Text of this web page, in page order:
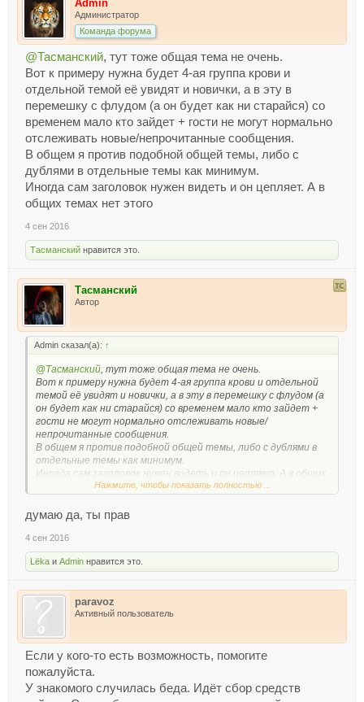
Admin
Администратор
Команда форума
@Тасманский, тут тоже общая тема не очень.
Вот к примеру нужна будет 4-ая группа крови и
отдельной темой её увидят и новички, а в эту в
перемешку с флудом (а он будет как ни старайся) со
временем мало кто зайдет + гости не могут нормально
отслеживать новые/непрочитанные сообщения.
В общем я против подобной общей темы, либо с
дублями в отдельные темы как минимум.
Иногда сам заголовок нужен видеть и он цепляет. А в
общих темах нет этого
4 сен 2016
Тасманский нравится это.
Тасманский
Автор
Admin сказал(а): ↑
@Тасманский, тут тоже общая тема не очень.
Вот к примеру нужна будет 4-ая группа крови и отдельной
темой её увидят и новички, а в эту в перемешку с флудом (а
он будет как ни старайся) со временем мало кто зайдет +
гости не могут нормально отслеживать новые/
непрочитанные сообщения.
В общем я против подобной общей темы, либо с дублями в
отдельные темы как минимум.
Иногда сам заголовок нужен видеть и он цепляет. А в общих
темах нет этогоНажмите, чтобы показать полностью ...
думаю да, ты прав
4 сен 2016
Lёka и Admin нравится это.
paravoz
Активный пользователь
Если у кого-то есть возможность, помогите
пожалуйста.
У знакомого случилась беда. Идёт сбор средств